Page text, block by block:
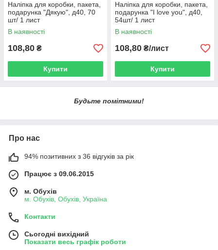
Наліпка для коробки, пакета,
подарунка "Дякую", д40, 70
шт/ 1 лист
В наявності
108,80 ₴
Купити
Наліпка для коробки, пакета,
подарунка "I love you", д40,
54шт/ 1 лист
В наявності
108,80 ₴/лист
Купити
Будьте помітними!
Про нас
94% позитивних з 36 відгуків за рік
Працює з 09.06.2015
м. Обухів
м. Обухів, Обухів, Україна
Контакти
Сьогодні вихідний
Показати весь графік роботи